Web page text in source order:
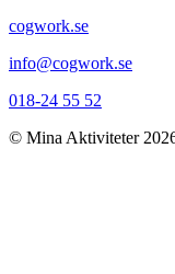
cogwork.se
info@cogwork.se
018-24 55 52
© Mina Aktiviteter